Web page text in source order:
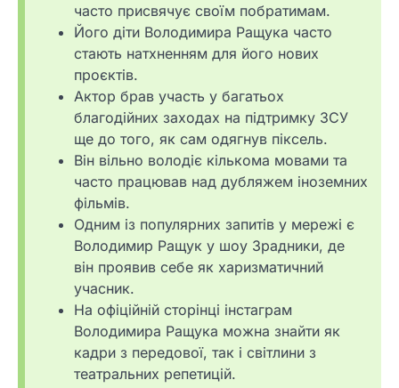
часто присвячує своїм побратимам.
Його діти Володимира Ращука часто
стають натхненням для його нових
проєктів.
Актор брав участь у багатьох
благодійних заходах на підтримку ЗСУ
ще до того, як сам одягнув піксель.
Він вільно володіє кількома мовами та
часто працював над дубляжем іноземних
фільмів.
Одним із популярних запитів у мережі є
Володимир Ращук у шоу Зрадники, де
він проявив себе як харизматичний
учасник.
На офіційній сторінці інстаграм
Володимира Ращука можна знайти як
кадри з передової, так і світлини з
театральних репетицій.